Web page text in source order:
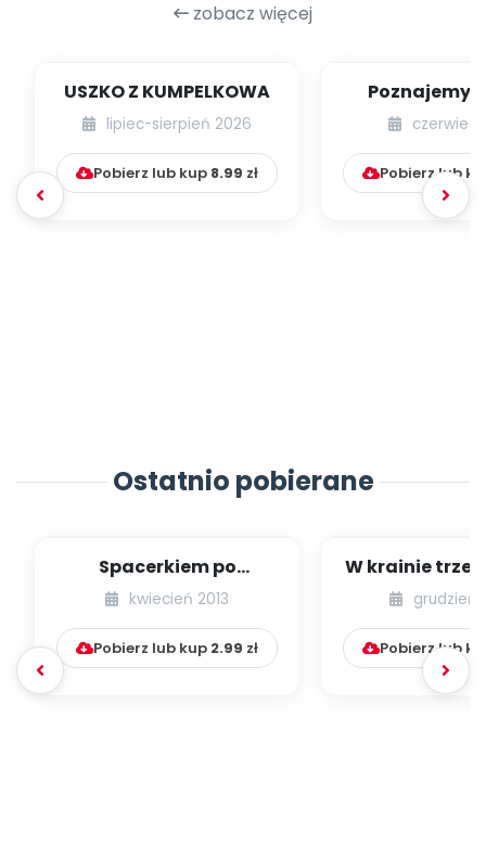
zobacz więcej
USZKO Z KUMPELKOWA
lipiec-sierpień 2026
Pobierz lub kup 8.99 zł
Poznajemy
czerwiec
Pobierz lub
Ostatnio pobierane
Spacerkiem po
Krakowie (inscenizacja
muzyczno-ruchowa)
kwiecień 2013
Pobierz lub kup 2.99 zł
W krainie
grudzień
Pobierz lub